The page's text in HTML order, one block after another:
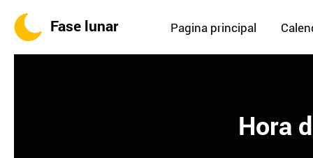
Fase lunar Pagina principal
Hora